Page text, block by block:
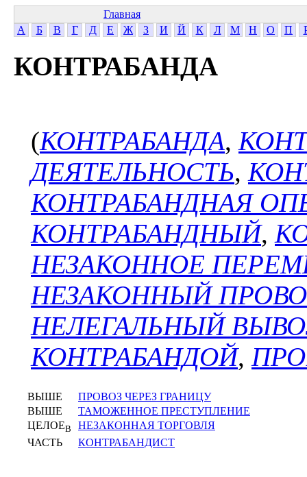
Главная
А
Б В Г Д Е Ж З И Й К Л М Н О П
КОНТРАБАНДА
(КОНТРАБАНДА,
ДЕЯТЕЛЬНОСТЬ,
КОНТРАБАНДНАЯ
КОНТРАБАНДНЫЙ,
НЕЗАКОННОЕ
НЕЗАКОННЫЙ
НЕЛЕГАЛЬНЫЙ
КОНТРАБАНДОЙ,
ВЫШЕ
ПРОВОЗ ЧЕРЕЗ ГРАНИЦУ
ВЫШЕ
ТАМОЖЕННОЕ ПРЕСТУПЛЕНИЕ
ЦЕЛОЕВ
НЕЗАКОННАЯ ТОРГОВЛЯ
ЧАСТЬ
КОНТРАБАНДИСТ